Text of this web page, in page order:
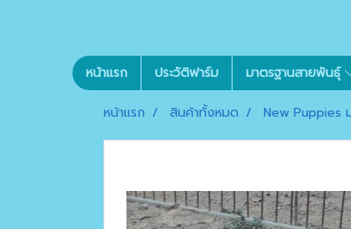
หน้าแรก ประวัติฟาร์ม มาตรฐานสายพันธุ์
หน้าแรก สินค้าทั้งหมด New Puppies